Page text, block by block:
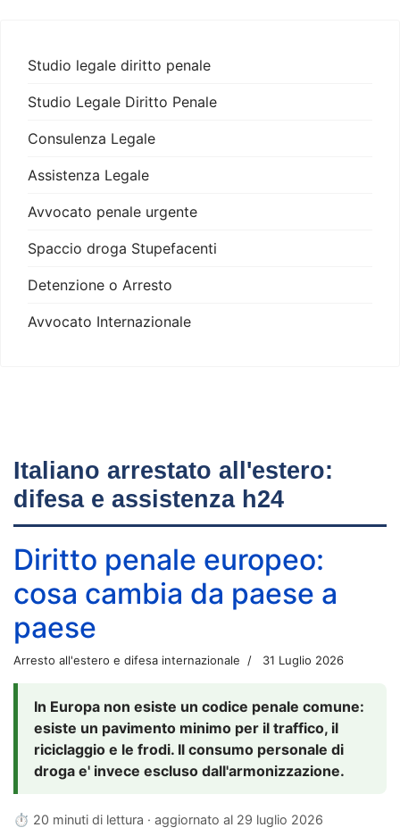
Studio legale diritto penale
Studio Legale Diritto Penale
Consulenza Legale
Assistenza Legale
Avvocato penale urgente
Spaccio droga Stupefacenti
Detenzione o Arresto
Avvocato Internazionale
Italiano arrestato all'estero:
difesa e assistenza h24
Diritto penale europeo:
cosa cambia da paese a
paese
Arresto all'estero e difesa internazionale 31 Luglio 2026
In Europa non esiste un codice penale comune:
esiste un pavimento minimo per il traffico, il
riciclaggio e le frodi. Il consumo personale di
droga e' invece escluso dall'armonizzazione.
⏱ 20 minuti di lettura · aggiornato al 29 luglio 2026